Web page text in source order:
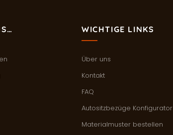
WICHTIGE LINKS
Über uns
Kontakt
FAQ
Autositzbezüge Konfigurator
Materialmuster bestellen